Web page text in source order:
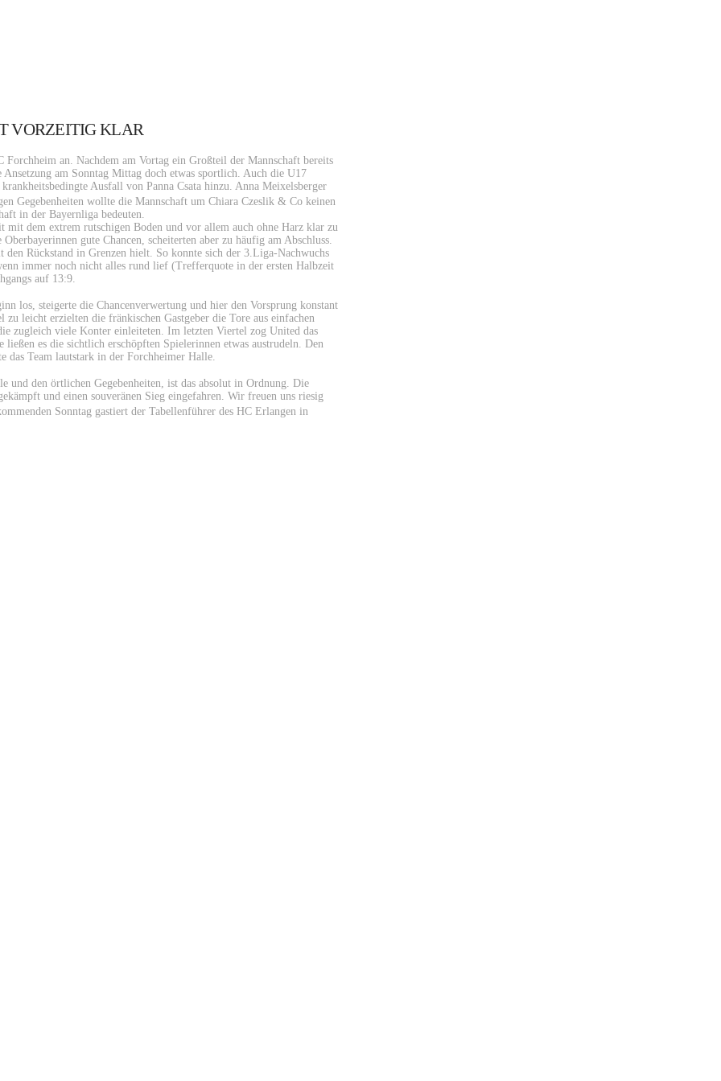
VORZEITIG KLAR
an. Nachdem am Vortag ein Großteil der Mannschaft bereits
am Sonntag Mittag doch etwas sportlich. Auch die U17
Ausfall von Panna Csata hinzu. Anna Meixelsberger
Gegebenheiten wollte die Mannschaft um Chiara Czeslik & Co keinen
in der Bayernliga bedeuten.
dem extrem rutschigen Boden und vor allem auch ohne Harz klar zu
gute Chancen, scheiterten aber zu häufig am Abschluss.
Rückstand in Grenzen hielt. So konnte sich der 3.Liga-Nachwuchs
immer noch nicht alles rund lief (Trefferquote in der ersten Halbzeit
auf 13:9.
los, steigerte die Chancenverwertung und hier den Vorsprung konstant
leicht erzielten die fränkischen Gastgeber die Tore aus einfachen
zugleich viele Konter einleiteten. Im letzten Viertel zog United das
es die sichtlich erschöpften Spielerinnen etwas austrudeln. Den
das Team lautstark in der Forchheimer Halle.
den örtlichen Gegebenheiten, ist das absolut in Ordnung. Die
und einen souveränen Sieg eingefahren. Wir freuen uns riesig
Sonntag gastiert der Tabellenführer des HC Erlangen in